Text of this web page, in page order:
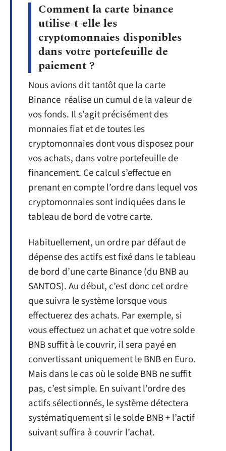
Comment la carte binance
utilise-t-elle les
cryptomonnaies disponibles
dans votre portefeuille de
paiement ?
Nous avions dit tantôt que la carte
Binance réalise un cumul de la valeur de
vos fonds. Il s’agit précisément des
monnaies fiat et de toutes les
cryptomonnaies dont vous disposez pour
vos achats, dans votre portefeuille de
financement. Ce calcul s’effectue en
prenant en compte l’ordre dans lequel vos
cryptomonnaies sont indiquées dans le
tableau de bord de votre carte.
Habituellement, un ordre par défaut de
dépense des actifs est fixé dans le tableau
de bord d’une carte Binance (du BNB au
SANTOS). Au début, c’est donc cet ordre
que suivra le système lorsque vous
effectuerez des achats. Par exemple, si
vous effectuez un achat et que votre solde
BNB suffit à le couvrir, il sera payé en
convertissant uniquement le BNB en Euro.
Mais dans le cas où le solde BNB ne suffit
pas, c’est simple. En suivant l’ordre des
actifs sélectionnés, le système détectera
systématiquement si le solde BNB + l’actif
suivant suffira à couvrir l’achat.